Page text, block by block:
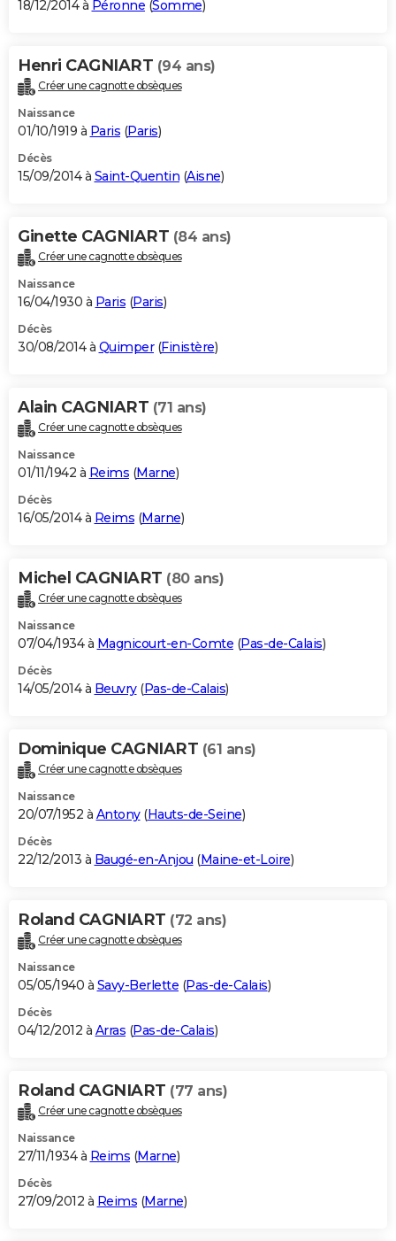
18/12/2014 à Péronne (Somme)
Henri CAGNIART (94 ans)
Créer une cagnotte obsèques
Naissance
01/10/1919 à Paris (Paris)
Décès
15/09/2014 à Saint-Quentin (Aisne)
Ginette CAGNIART (84 ans)
Créer une cagnotte obsèques
Naissance
16/04/1930 à Paris (Paris)
Décès
30/08/2014 à Quimper(Finistère)
Alain CAGNIART (71 ans)
Créer une cagnotte obsèques
Naissance
01/11/1942 à Reims (Marne)
Décès
16/05/2014 à Reims (Marne)
Michel CAGNIART (80 ans)
Créer une cagnotte obsèques
Naissance
07/04/1934 à Magnicourt-en-Comte (Pas-de-Calais)
Décès
14/05/2014 à Beuvry(Pas-de-Calais)
Dominique CAGNIART (61 ans)
Créer une cagnotte obsèques
Naissance
20/07/1952 à Antony(Hauts-de-Seine)
Décès
22/12/2013 à Baugé-en-Anjou (Maine-et-Loire)
Roland CAGNIART (72 ans)
Créer une cagnotte obsèques
Naissance
05/05/1940 à Savy-Berlette (Pas-de-Calais)
Décès
04/12/2012 à Arras (Pas-de-Calais)
Roland CAGNIART (77 ans)
Créer une cagnotte obsèques
Naissance
27/11/1934 à Reims (Marne)
Décès
27/09/2012 à Reims (Marne)